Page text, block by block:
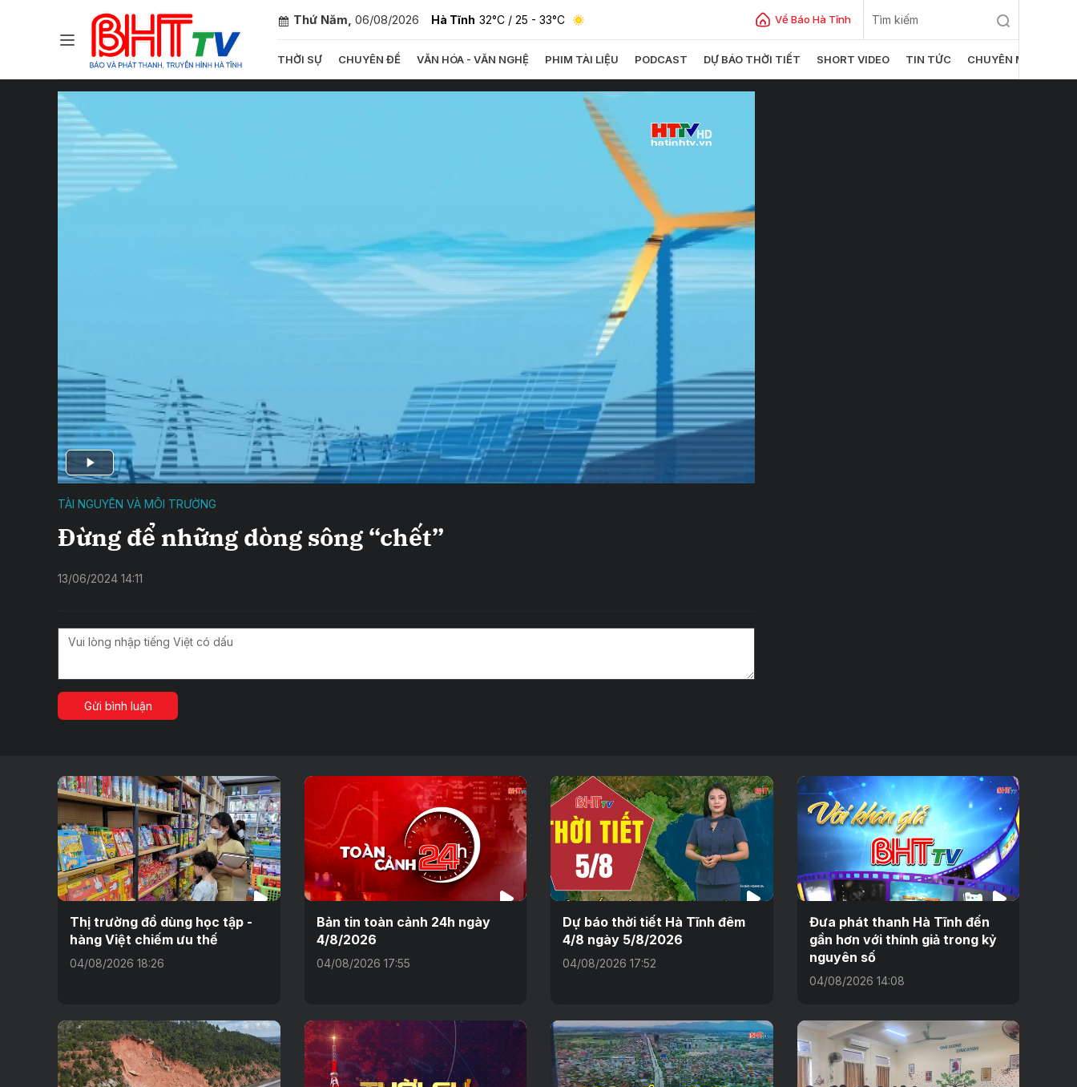
Thứ Năm, 06/08/2026 Hà Tĩnh 32°C / 25 - 33°C Về Báo Hà Tĩnh
THỜI SỰ CHUYÊN ĐỀ VĂN HÓA - VĂN NGHỆ PHIM TÀI LIỆU PODCAST DỰ BÁO THỜI TIẾT SHORT VIDEO TIN TỨC CHUYÊN MỤC
TÀI NGUYÊN VÀ MÔI TRƯỜNG
Đừng để những dòng sông “chết”
13/06/2024 14:11
Gửi bình luận
Thị trường đồ dùng học tập -
hàng Việt chiếm ưu thế
04/08/2026 18:26
Bản tin toàn cảnh 24h ngày
4/8/2026
04/08/2026 17:55
Dự báo thời tiết Hà Tĩnh đêm
4/8 ngày 5/8/2026
04/08/2026 17:52
Đưa phát thanh Hà Tĩnh đến
gần hơn với thính giả trong kỷ
nguyên số
04/08/2026 14:08